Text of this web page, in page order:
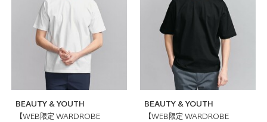
BEAUTY & YOUTH
【WEB限定 WARDROBE
BEAUTY & YOUTH
【WEB限定 WARDROBE